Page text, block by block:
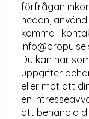
förfrågan
nedan,
komma i
Du kan när
uppgifter
eller mot att
en
att behandla